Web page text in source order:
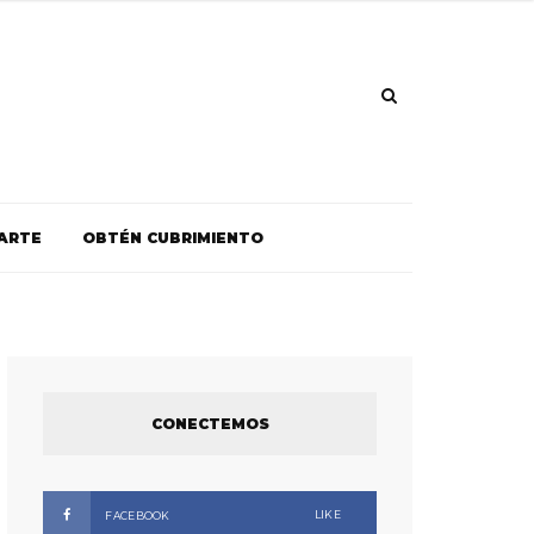
OBTÉN CUBRIMIENTO
CONECTEMOS
FACEBOOK LIKE